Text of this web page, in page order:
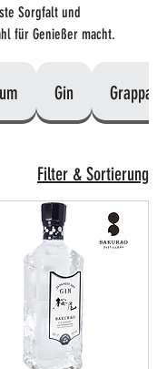
Sorgfalt und
für Genießer macht.
Gin Grappa
Filter & Sortierung